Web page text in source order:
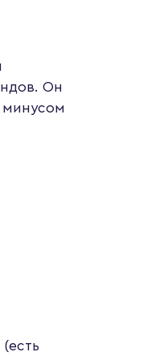
Он
минусом